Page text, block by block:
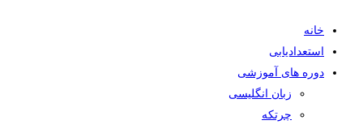
خانه
استعدادیابی
دوره های آموزشی
زبان انگلیسی
چرتکه